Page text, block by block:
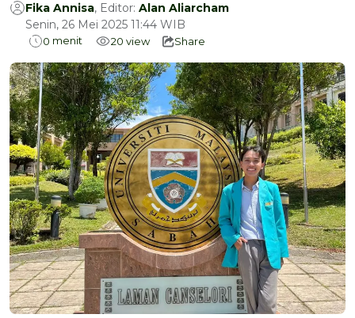
Fika Annisa, Editor: Alan Aliarcham
Senin, 26 Mei 2025 11:44 WIB
0 menit 20 view Share